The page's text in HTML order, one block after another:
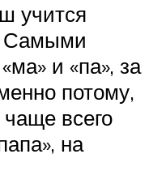
учится
Самыми
и «па», за
потому,
всего
на